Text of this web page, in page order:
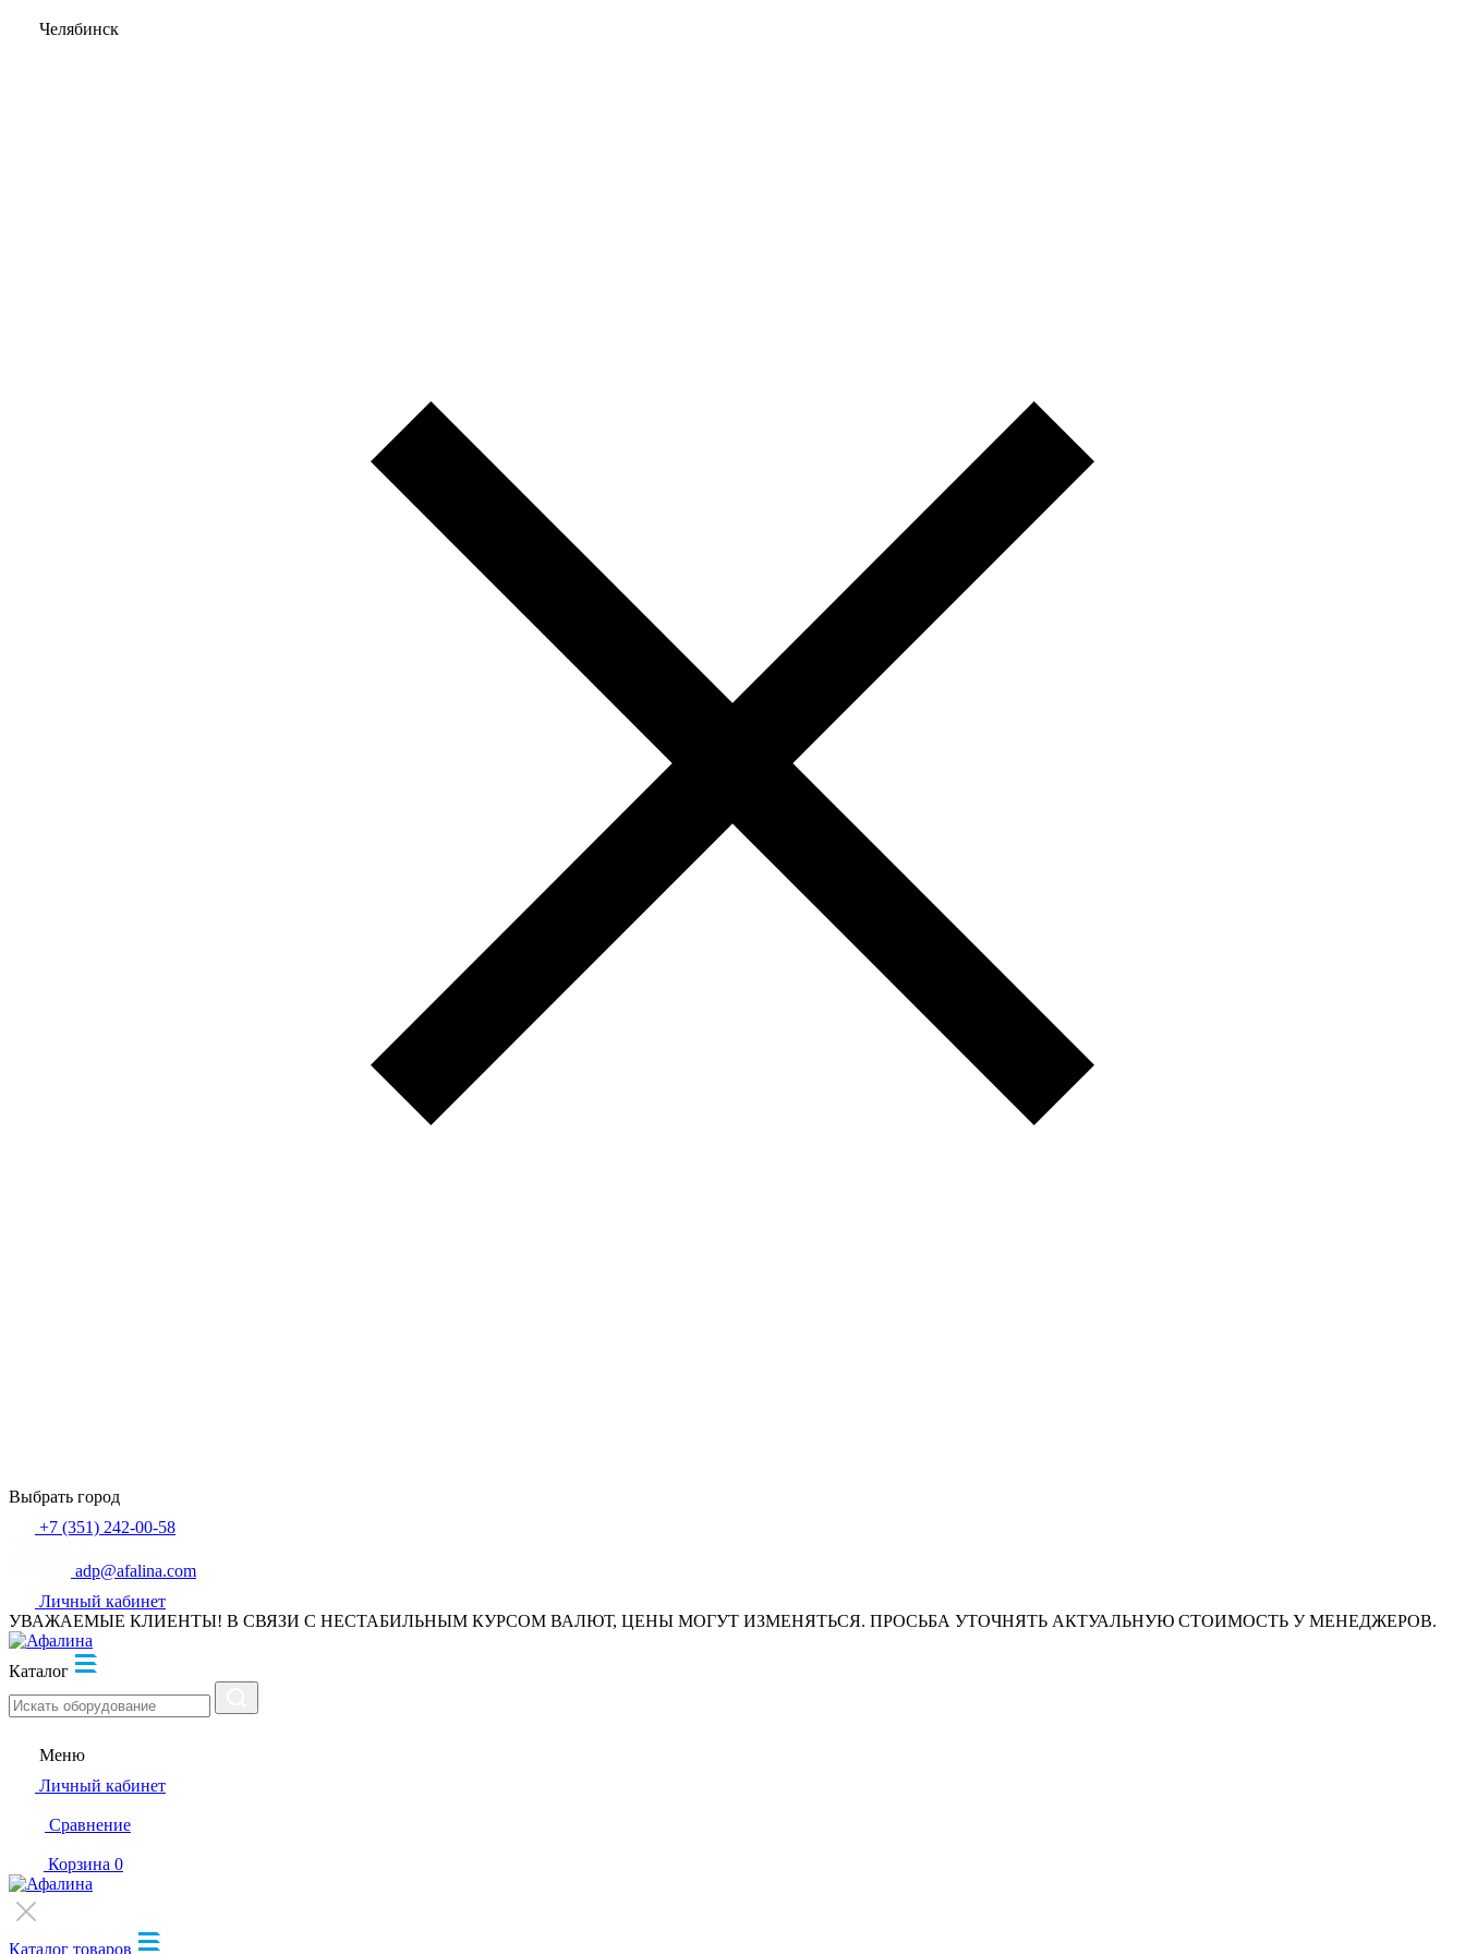
Челябинск
Выбрать город
+7 (351) 242-00-58
adp@afalina.com
Личный кабинет
УВАЖАЕМЫЕ КЛИЕНТЫ! В СВЯЗИ С НЕСТАБИЛЬНЫМ КУРСОМ ВАЛЮТ, ЦЕНЫ МОГУТ ИЗМЕНЯТЬСЯ. ПРОСЬБА УТОЧНЯТЬ АКТУАЛЬНУЮ СТОИМОСТЬ У МЕНЕДЖЕРОВ.
Каталог
Меню
Личный кабинет
Сравнение
Корзина 0
Каталог товаров